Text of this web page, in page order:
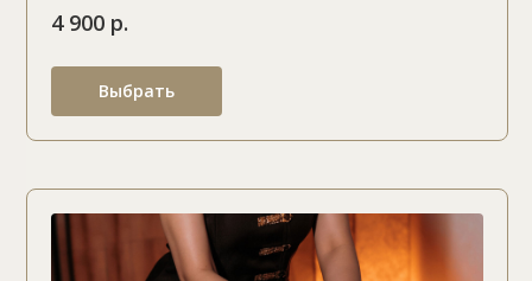
4 900 р.
Выбрать